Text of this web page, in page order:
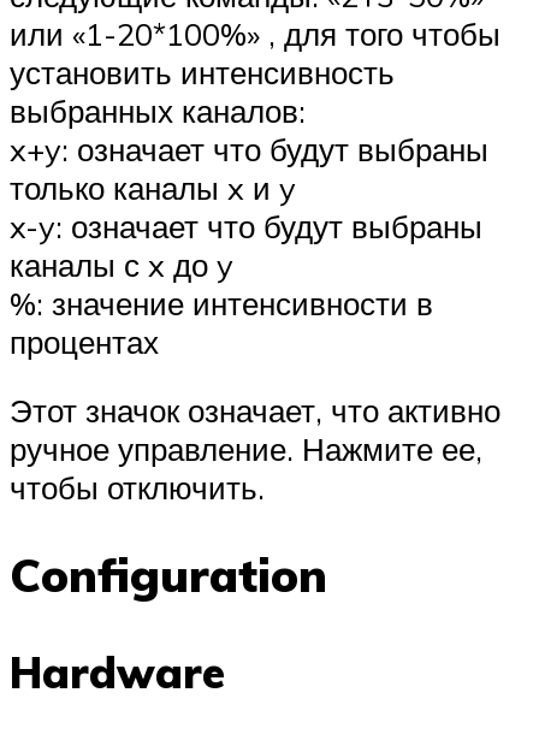
или «1-20*100%» , для того чтобы
установить интенсивность
выбранных каналов:
x+y: означает что будут выбраны
только каналы x и y
x-y: означает что будут выбраны
каналы с x до y
%: значение интенсивности в
процентах
Этот значок означает, что активно
ручное управление. Нажмите ее,
чтобы отключить.
Configuration
Hardware